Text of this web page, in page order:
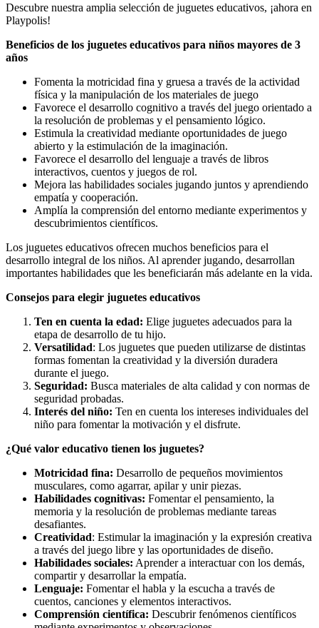
Descubre nuestra amplia selección de juguetes educativos, ¡ahora en
Playpolis!
Beneficios de los juguetes educativos para niños mayores de 3
años
Fomenta la motricidad fina y gruesa a través de la actividad
física y la manipulación de los materiales de juego
Favorece el desarrollo cognitivo a través del juego orientado a
la resolución de problemas y el pensamiento lógico.
Estimula la creatividad mediante oportunidades de juego
abierto y la estimulación de la imaginación.
Favorece el desarrollo del lenguaje a través de libros
interactivos, cuentos y juegos de rol.
Mejora las habilidades sociales jugando juntos y aprendiendo
empatía y cooperación.
Amplía la comprensión del entorno mediante experimentos y
descubrimientos científicos.
Los juguetes educativos ofrecen muchos beneficios para el
desarrollo integral de los niños. Al aprender jugando, desarrollan
importantes habilidades que les beneficiarán más adelante en la vida.
Consejos para elegir juguetes educativos
Ten en cuenta la edad: Elige juguetes adecuados para la
etapa de desarrollo de tu hijo.
Versatilidad: Los juguetes que pueden utilizarse de distintas
formas fomentan la creatividad y la diversión duradera
durante el juego.
Seguridad: Busca materiales de alta calidad y con normas de
seguridad probadas.
Interés del niño: Ten en cuenta los intereses individuales del
niño para fomentar la motivación y el disfrute.
¿Qué valor educativo tienen los juguetes?
Motricidad fina: Desarrollo de pequeños movimientos
musculares, como agarrar, apilar y unir piezas.
Habilidades cognitivas: Fomentar el pensamiento, la
memoria y la resolución de problemas mediante tareas
desafiantes.
Creatividad: Estimular la imaginación y la expresión creativa
a través del juego libre y las oportunidades de diseño.
Habilidades sociales: Aprender a interactuar con los demás,
compartir y desarrollar la empatía.
Lenguaje: Fomentar el habla y la escucha a través de
cuentos, canciones y elementos interactivos.
Comprensión científica: Descubrir fenómenos científicos